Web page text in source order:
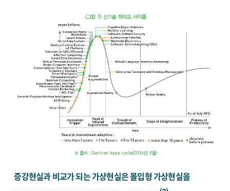
증강현실과 비교가 되는 가상현실은 몰입형 가상현실을